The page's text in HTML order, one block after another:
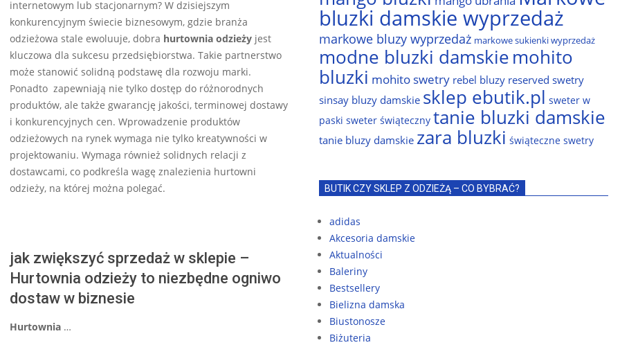
internetowym lub stacjonarnym? W dzisiejszym
konkurencyjnym świecie biznesowym, gdzie branża
odzieżowa stale ewoluuje, dobra hurtownia odzieży jest
kluczowa dla sukcesu przedsiębiorstwa. Takie partnerstwo
może stanowić solidną podstawę dla rozwoju marki.
Ponadto zapewniają nie tylko dostęp do różnorodnych
produktów, ale także gwarancję jakości, terminowej dostawy
i konkurencyjnych cen. Wprowadzenie produktów
odzieżowych na rynek wymaga nie tylko kreatywności w
projektowaniu. Wymaga również solidnych relacji z
dostawcami, co podkreśla wagę znalezienia hurtowni
odzieży, na której można polegać.
jak zwiększyć sprzedaż w sklepie –
Hurtownia odzieży to niezbędne ogniwo
dostaw w biznesie
Hurtownia …
bluzki damskie wyprzedaż
markowe bluzy wyprzedaż markowe sukienki wyprzedaż
modne bluzki damskiemohito
bluzki mohito swetry rebel bluzy reserved swetry
sinsay bluzy damskie sklep ebutik.pl sweter w
paski sweter świąteczny tanie bluzki damskie
tanie bluzy damskie zara bluzki świąteczne swetry
BUTIK CZY SKLEP Z ODZIEŻĄ – CO BYBRAĆ?
adidas
Akcesoria damskie
Aktualności
Baleriny
Bestsellery
Bielizna damska
Biustonosze
Biżuteria